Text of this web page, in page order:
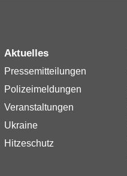
Aktuelles
Pressemitteilungen
Polizeimeldungen
Veranstaltungen
Ukraine
Hitzeschutz